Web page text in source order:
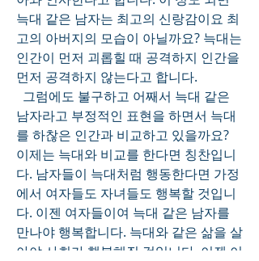
늑대 같은 남자는 최고의 신랑감이요 최
고의 아버지의 모습이 아닐까요? 늑대는
인간이 먼저 괴롭힐 때 공격하지 인간을
먼저 공격하지 않는다고 합니다.
그럼에도 불구하고 어째서 늑대 같은
남자라고 부정적인 표현을 하면서 늑대
를 하찮은 인간과 비교하고 있을까요?
이제는 늑대와 비교를 한다면 칭찬입니
다. 남자들이 늑대처럼 행동한다면 가정
에서 여자들도 자녀들도 행복할 것입니
다. 이젠 여자들이여 늑대 같은 남자를
만나야 행복합니다. 늑대와 같은 삶을 살
아야 사회가 행복해질 것입니다. 이젠 이